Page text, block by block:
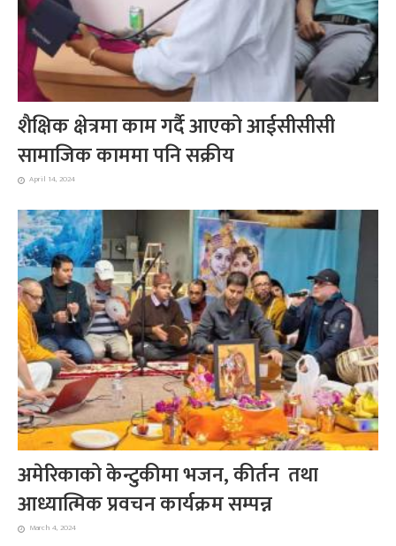
शैक्षिक क्षेत्रमा काम गर्दै आएको आईसीसीसी
सामाजिक काममा पनि सक्रीय
April 14, 2024
अमेरिकाको केन्टुकीमा भजन, कीर्तन तथा
आध्यात्मिक प्रवचन कार्यक्रम सम्पन्न
March 4, 2024